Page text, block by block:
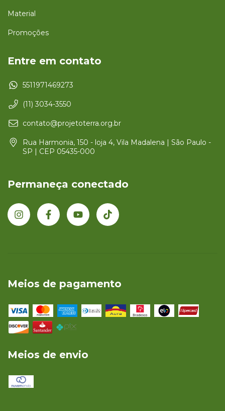
Material
Promoções
Entre em contato
5511971469273
(11) 3034-3550
contato@projetoterra.org.br
Rua Harmonia, 150 - loja 4, Vila Madalena | São Paulo -
SP | CEP 05435-000
Permaneça conectado
Meios de pagamento
Meios de envio